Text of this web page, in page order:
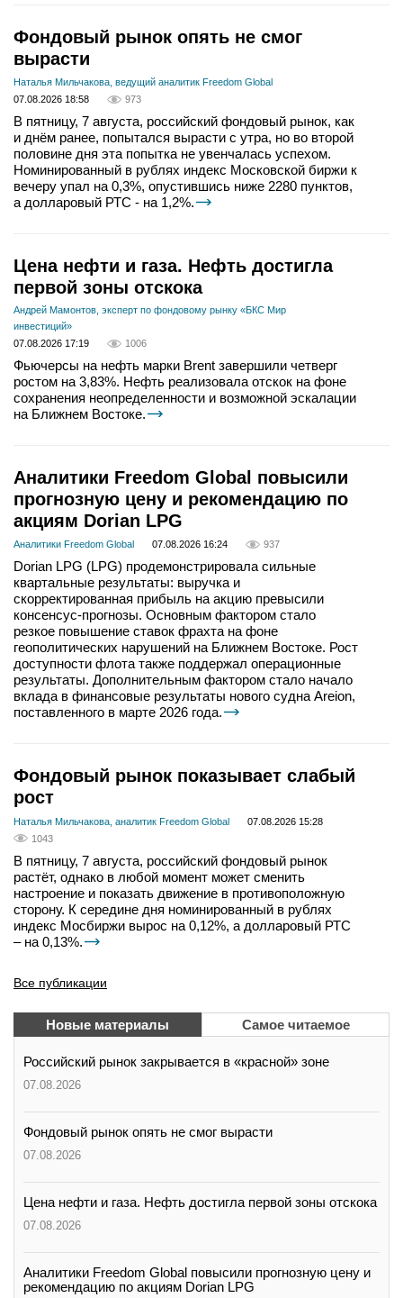
Фондовый рынок опять не смог
вырасти
Наталья Мильчакова, ведущий аналитик Freedom Global
07.08.2026 18:58
973
В пятницу, 7 августа, российский фондовый рынок, как
и днём ранее, попытался вырасти с утра, но во второй
половине дня эта попытка не увенчалась успехом.
Номинированный в рублях индекс Московской биржи к
вечеру упал на 0,3%, опустившись ниже 2280 пунктов,
а долларовый РТС - на 1,2%.
Цена нефти и газа. Нефть достигла
первой зоны отскока
Андрей Мамонтов, эксперт по фондовому рынку «БКС Мир
инвестиций»
07.08.2026 17:19
1006
Фьючерсы на нефть марки Brent завершили четверг
ростом на 3,83%. Нефть реализовала отскок на фоне
сохранения неопределенности и возможной эскалации
на Ближнем Востоке.
Аналитики Freedom Global повысили
прогнозную цену и рекомендацию по
акциям Dorian LPG
Аналитики Freedom Global 07.08.2026 16:24 937
Dorian LPG (LPG) продемонстрировала сильные
квартальные результаты: выручка и
скорректированная прибыль на акцию превысили
консенсус-прогнозы. Основным фактором стало
резкое повышение ставок фрахта на фоне
геополитических нарушений на Ближнем Востоке. Рост
доступности флота также поддержал операционные
результаты. Дополнительным фактором стало начало
вклада в финансовые результаты нового судна Areion,
поставленного в марте 2026 года.
Фондовый рынок показывает слабый
рост
Наталья Мильчакова, аналитик Freedom Global
07.08.2026 15:28
1043
В пятницу, 7 августа, российский фондовый рынок
растёт, однако в любой момент может сменить
настроение и показать движение в противоположную
сторону. К середине дня номинированный в рублях
индекс Мосбиржи вырос на 0,12%, а долларовый РТС
– на 0,13%.
Все публикации
Новые материалы Самое читаемое
Российский рынок закрывается в «красной» зоне
07.08.2026
Фондовый рынок опять не смог вырасти
07.08.2026
Цена нефти и газа. Нефть достигла первой зоны отскока
07.08.2026
Аналитики Freedom Global повысили прогнозную цену и
рекомендацию по акциям Dorian LPG